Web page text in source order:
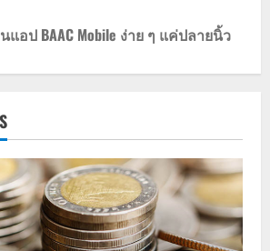
แอป BAAC Mobile ง่าย ๆ แค่ปลายนิ้ว